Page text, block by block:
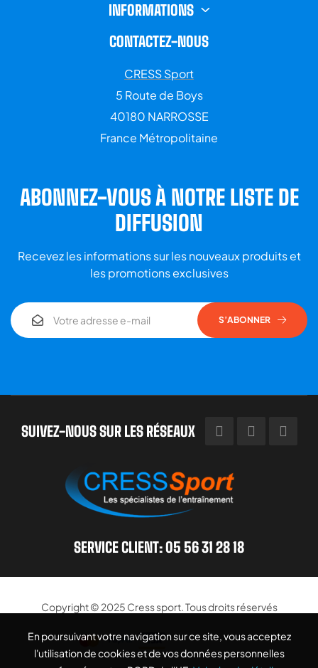
En poursuivant votre navigation sur ce site, vous acceptez
l'utilisation de cookies et de vos données personnelles
INFORMATIONS
CONTACTEZ-NOUS
CRESS Sport
5 Route de Boys
40180 NARROSSE
France Métropolitaine
ABONNEZ-VOUS À NOTRE LISTE DE
DIFFUSION
Recevez les informations sur les nouveaux produits et
les promotions exclusives
S’ABONNER
SUIVEZ-NOUS SUR LES RÉSEAUX
SERVICE CLIENT: 05 56 31 28 18
Copyright © 2025 Cress sport. Tous droits réservés
En poursuivant votre navigation sur ce site, vous acceptez
l'utilisation de cookies et de vos données personnelles